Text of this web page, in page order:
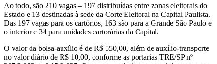
Ao todo, são 210 vagas – 197 distribuídas entre zonas eleitorais do
Estado e 13 destinadas à sede da Corte Eleitoral na Capital Paulista.
Das 197 vagas para os cartórios, 163 são para a Grande São Paulo e
o interior e 34 para unidades cartorárias da Capital.
O valor da bolsa-auxílio é de R$ 550,00, além de auxílio-transporte
no valor diário de R$ 10,00, conforme as portarias TRE/SP nº